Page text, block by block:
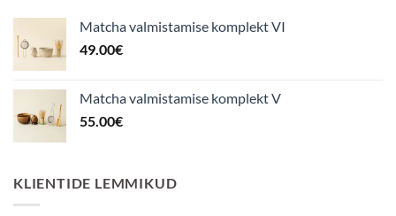
Matcha valmistamise komplekt VI
49.00€
Matcha valmistamise komplekt V
55.00€
KLIENTIDE LEMMIKUD